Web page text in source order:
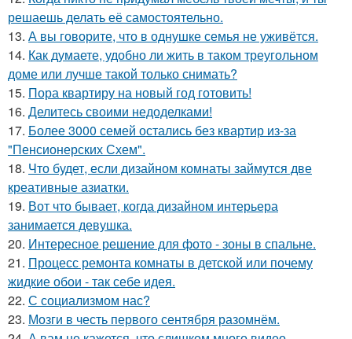
решаешь делать её самостоятельно.
13. А вы говорите, что в однушке семья не уживётся.
14. Как думаете, удобно ли жить в таком треугольном
доме или лучше такой только снимать?
15. Пора квартиру на новый год готовить!
16. Делитесь своими недоделками!
17. Более 3000 семей остались без квартир из-за
"Пенсионерских Схем".
18. Что будет, если дизайном комнаты займутся две
креативные азиатки.
19. Вот что бывает, когда дизайном интерьера
занимается девушка.
20. Интересное решение для фото - зоны в спальне.
21. Процесс ремонта комнаты в детской или почему
жидкие обои - так себе идея.
22. С социализмом нас?
23. Мозги в честь первого сентября разомнём.